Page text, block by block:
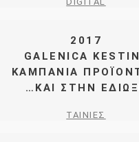
2017
GALENICA
ΚΑΜΠΑΝΙΑ
…ΚΑΙ ΣΤΗΝ
ΤΑΙΝΙΕΣ